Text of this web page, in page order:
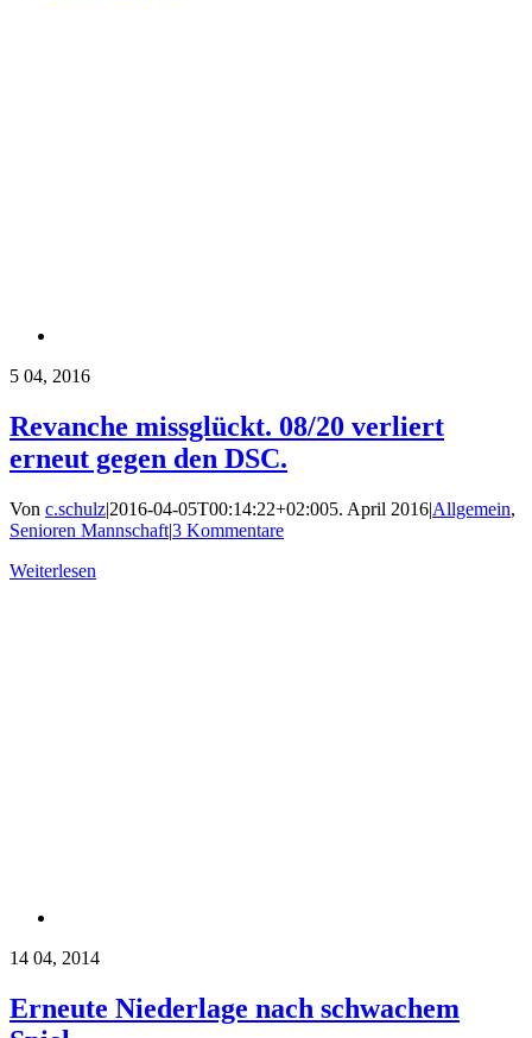
5 04, 2016
Revanche missglückt. 08/20 verliert
erneut gegen den DSC.
Von c.schulz|2016-04-05T00:14:22+02:005. April 2016|Allgemein,
Senioren Mannschaft|3 Kommentare
Weiterlesen
14 04, 2014
Erneute Niederlage nach schwachem